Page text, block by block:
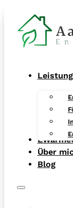
Über
Blog